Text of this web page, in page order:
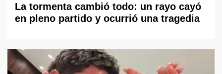
La tormenta cambió todo: un rayo cayó
en pleno partido y ocurrió una tragedia